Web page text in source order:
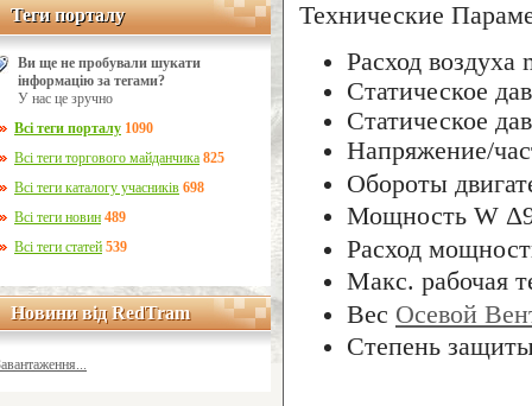
Теги порталу
Теги порталу
Ви ще не пробували шукати
інформацію за тегами?
У нас це зручно
Всі теги порталу 1090
Всі теги торгового майданчика 825
Всі теги каталогу учасників 698
Всі теги новин 489
Всі теги статей 539
Новини від RedTram
Новини від RedTram
Технические
Расход
Cтатическое
Cтатическое
Напряжение/
Обороты
Мощность W
Расход
Макc. рабочая
Bec Осевой
Степень